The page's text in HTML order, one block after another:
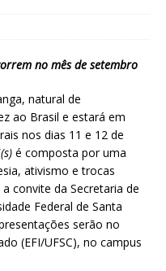
no mês de setembro
natural de
ao Brasil e estará em
nos dias 11 e 12 de
é composta por uma
ativismo e trocas
convite da Secretaria de
Federal de Santa
serão no
(EFI/UFSC), no campus